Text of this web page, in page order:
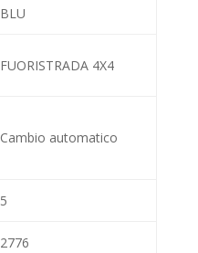
BLU
FUORISTRADA 4X4
Cambio automatico
5
2776